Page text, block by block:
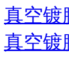
真空镀
真空镀